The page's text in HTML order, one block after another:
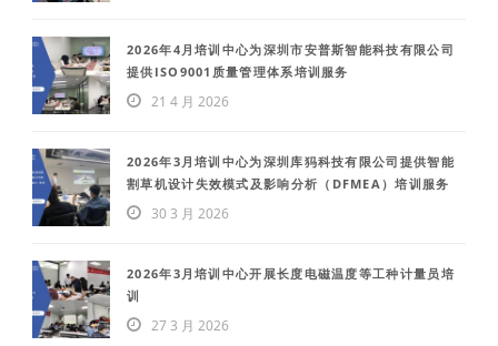
2026年4月培训中心为深圳市安普斯智能科技有限公司
提供ISO9001质量管理体系培训服务
21 4 月 2026
2026年3月培训中心为深圳库犸科技有限公司提供智能
割草机设计失效模式及影响分析（DFMEA）培训服务
30 3 月 2026
2026年3月培训中心开展长度电磁温度等工种计量员培
训
27 3 月 2026